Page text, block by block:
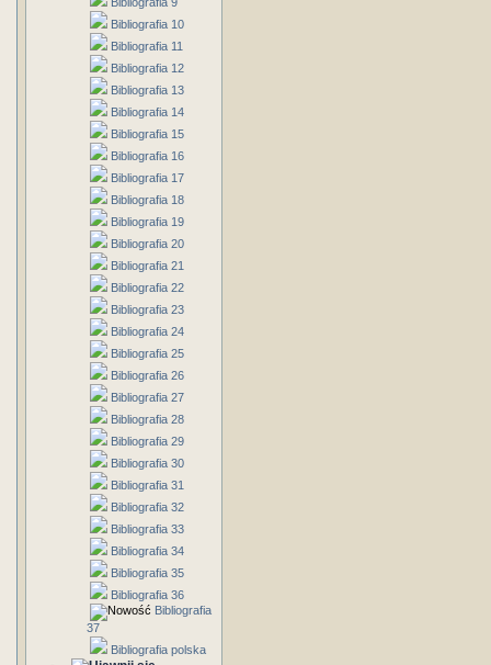
Bibliografia 10
Bibliografia 11
Bibliografia 12
Bibliografia 13
Bibliografia 14
Bibliografia 15
Bibliografia 16
Bibliografia 17
Bibliografia 18
Bibliografia 19
Bibliografia 20
Bibliografia 21
Bibliografia 22
Bibliografia 23
Bibliografia 24
Bibliografia 25
Bibliografia 26
Bibliografia 27
Bibliografia 28
Bibliografia 29
Bibliografia 30
Bibliografia 31
Bibliografia 32
Bibliografia 33
Bibliografia 34
Bibliografia 35
Bibliografia 36
Bibliografia
37
Bibliografia polska